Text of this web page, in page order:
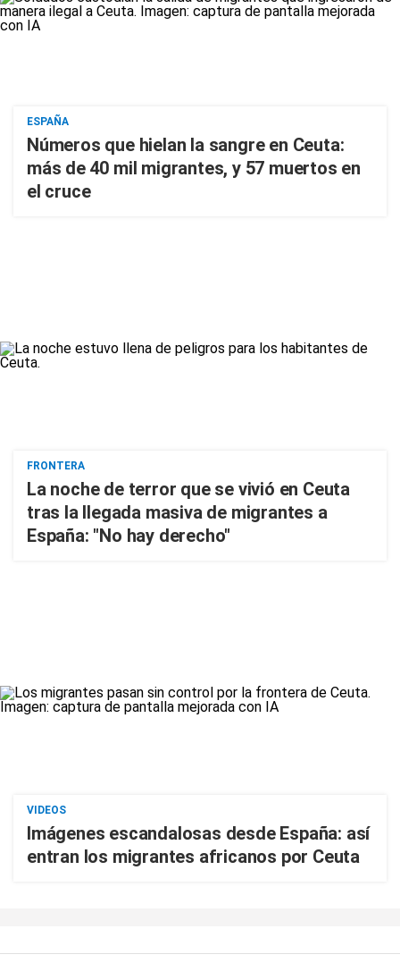
ESPAÑA
Números que hielan la sangre en Ceuta:
más de 40 mil migrantes, y 57 muertos en
el cruce
FRONTERA
La noche de terror que se vivió en Ceuta
tras la llegada masiva de migrantes a
España: "No hay derecho"
VIDEOS
Imágenes escandalosas desde España: así
entran los migrantes africanos por Ceuta